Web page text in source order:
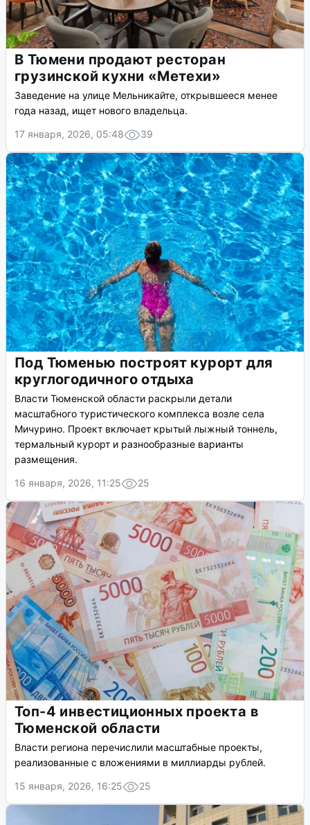
В Тюмени продают ресторан
грузинской кухни «Метехи»
Заведение на улице Мельникайте, открывшееся менее
года назад, ищет нового владельца.
17 января, 2026, 05:48
39
Под Тюменью построят курорт для
круглогодичного отдыха
Власти Тюменской области раскрыли детали
масштабного туристического комплекса возле села
Мичурино. Проект включает крытый лыжный тоннель,
термальный курорт и разнообразные варианты
размещения.
16 января, 2026, 11:25
25
Топ-4 инвестиционных проекта в
Тюменской области
Власти региона перечислили масштабные проекты,
реализованные с вложениями в миллиарды рублей.
15 января, 2026, 16:25
25